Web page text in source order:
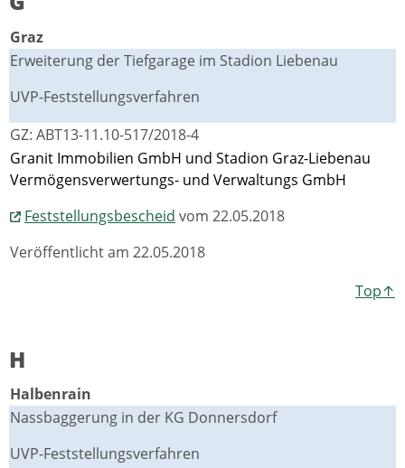
Graz
Erweiterung der Tiefgarage im Stadion Liebenau
UVP-Feststellungsverfahren
GZ: ABT13-11.10-517/2018-4
Granit Immobilien GmbH und Stadion Graz-Liebenau
Vermögensverwertungs- und Verwaltungs GmbH
Feststellungsbescheid vom 22.05.2018
Veröffentlicht am 22.05.2018
Top↑
H
Halbenrain
Nassbaggerung in der KG Donnersdorf
UVP-Feststellungsverfahren